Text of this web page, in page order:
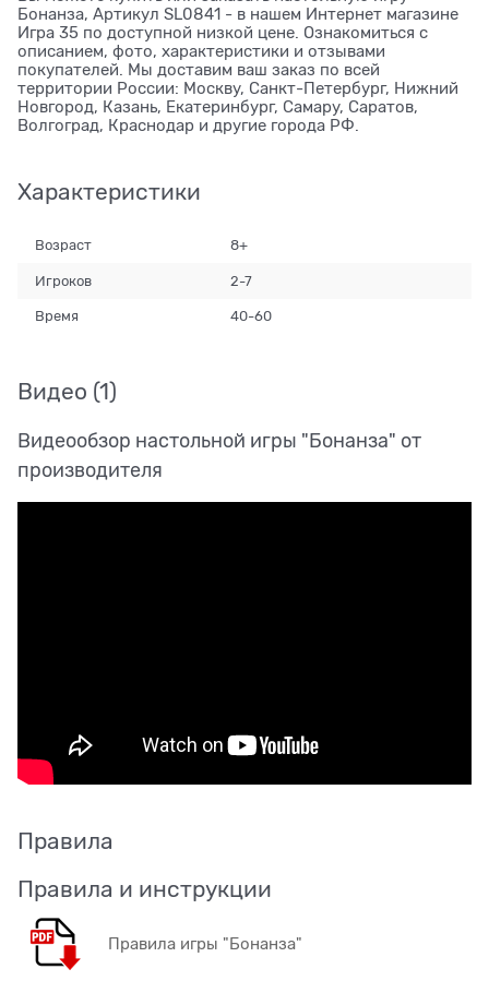
Бонанза, Артикул SL0841 - в нашем Интернет магазине
Игра 35 по доступной низкой цене. Ознакомиться с
описанием, фото, характеристики и отзывами
покупателей. Мы доставим ваш заказ по всей
территории России: Москву, Санкт-Петербург, Нижний
Новгород, Казань, Екатеринбург, Самару, Саратов,
Волгоград, Краснодар и другие города РФ.
Характеристики
Возраст 8+
Игроков 2-7
Время 40-60
Видео (1)
Видеообзор настольной игры "Бонанза" от
производителя
Правила
Правила и инструкции
Правила игры "Бонанза"